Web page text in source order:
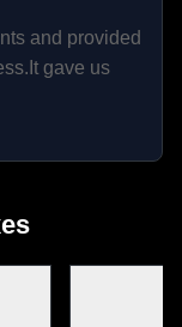
and provided
gave us